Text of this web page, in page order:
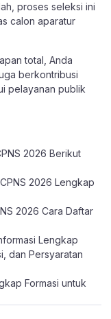
proses seleksi ini
calon aparatur
total, Anda
berkontribusi
pelayanan publik
2026 Berikut
2026 Lengkap
2026 Cara Daftar
Lengkap
dan Persyaratan
Formasi untuk